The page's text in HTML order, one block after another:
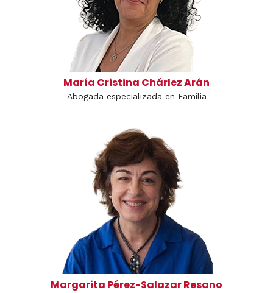
María Cristina Chárlez Arán
Abogada especializada en Familia
Margarita Pérez-Salazar Resano